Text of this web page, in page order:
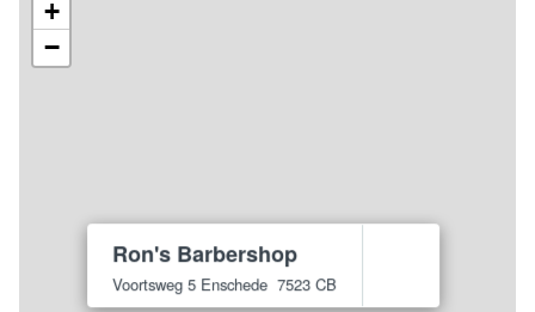
Ron's Barbershop
Voortsweg 5 Enschede 7523 CB
+
−